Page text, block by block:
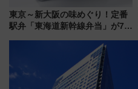
東京～新大阪の味めぐり！定番
駅弁「東海道新幹線弁当」が7月